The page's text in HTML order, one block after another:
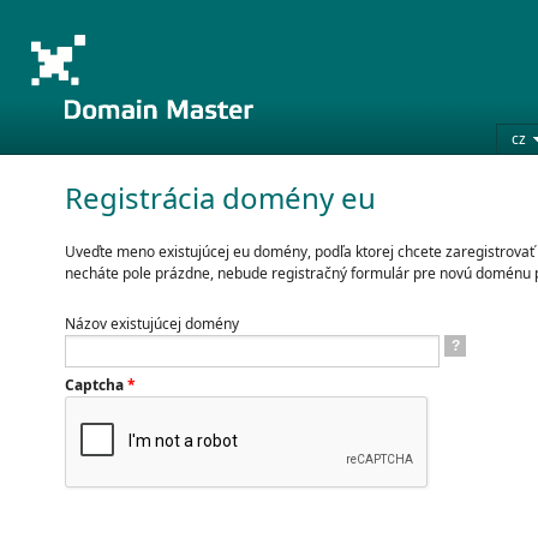
cz
Registrácia domény eu
Uveďte meno existujúcej eu domény, podľa ktorej chcete
necháte pole prázdne, nebude registračný formulár pre novú doménu
Názov existujúcej domény
?
Captcha*